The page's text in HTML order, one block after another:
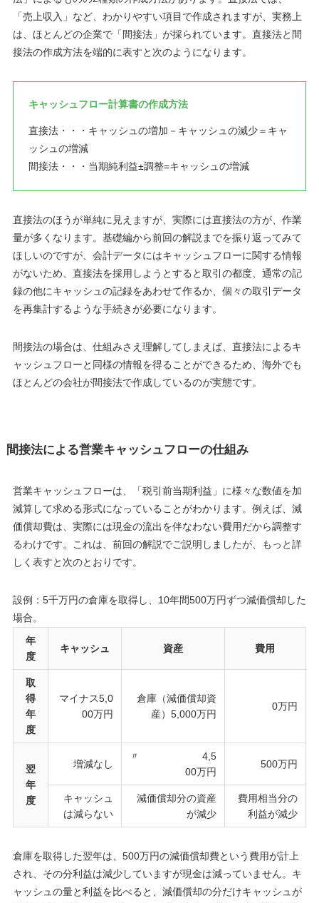
「売上収入」など、わかりやすい項目で作成されますが、実務上
は、ほとんどの企業で「間接法」が採られています。直接法と間
接法の作成方法を端的に表すと次のようになります。
キャッシュフロー計算書の作成方法
直接法・・・キャッシュの増加－キャッシュの減少＝キャ
ッシュの増減
間接法・・・当期純利益±調整=キャッシュの増減
直接法のほうが単純に見えますが、実際には直接法の方が、作業
量が多くなります。基礎編から前回の解説までを振り返ってみて
ほしいのですが、会計データにはキャッシュフローに関する情報
がないため、直接法を採用しようとすると取引の都度、通常の記
録の他にキャッシュの記録をあわせて作るか、個々の取引データ
を再集計するような手続きが必要になります。
間接法の場合は、仕組みさえ理解してしまえば、直接法によるキ
ャッシュフローと同様の情報を得ることができるため、海外でも
ほとんどの会社が間接法で作成しているのが実態です。
間接法による営業キャッシュフローの仕組み
営業キャッシュフローは、「税引前当期利益」に様々な数値を加
減算して求める形式になっていることがわかります。例えば、減
価償却費は、実際には現金の流出を伴なわない費用だから調整す
るわけです。これは、前回の解説でご説明しましたが、もっと詳
しく表すと次のとおりです。
設例：5千万円の倉庫を取得し、10年間500万円ずつ減価償却した
場合。
年
度
キャッシュ 資産 費用
取
得
年
度
マイナス5,0
00万円
倉庫（減価償却資
産）5,000万円
0万円
翌
年
度
増減なし
〃 4,5
00万円
500万円
キャッシュ
は減らない
減価償却分の資産
が減少
費用相当分の
利益が減少
倉庫を取得した翌年は、500万円の減価償却費という費用が計上
され、その分利益は減少していますが現金は減っていません。キ
ャッシュの量と利益を比べると、減価償却の分だけキャッシュが